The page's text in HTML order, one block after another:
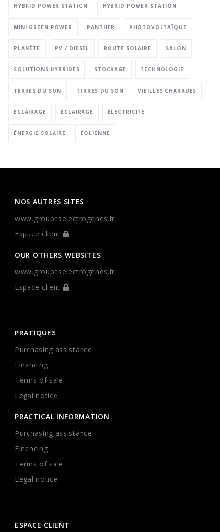
HYBRID POWER STATION HYBRID POWER STATION
MINI GREEN POWER PANTHER PHOTOVOLTAÏQUE
PLANÈTE PV / DIESEL ROUTE SOLAIRE SALON
SOLUTIONS HYBRIDES STOCKAGE TECHNOLOGIE
TERRES DU SON TERRES DU SON VIEILLES CHARRUES
ÉCLAIRAGE ÉCLAIRAGE ÉLECTRICITÉ
ÉNERGIE SOLAIRE ÉOLIENNE
NOS AUTRES SITES
www.groupeselectrogenes.fr
Espace client
OUR OTHERS WEBSITES
www.groupeselectrogenes.fr
Espace client
PRATIQUES
Purchasing assistance
Financing
Terms of sale
Legal notice
PRACTICAL INFORMATION
Purchasing assistance
Financing
Terms of sale
Legal notice
ESPACE CLIENT